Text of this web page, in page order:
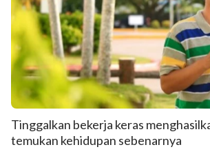
Tinggalkan bekerja keras
temukan kehidupan sebenarnya